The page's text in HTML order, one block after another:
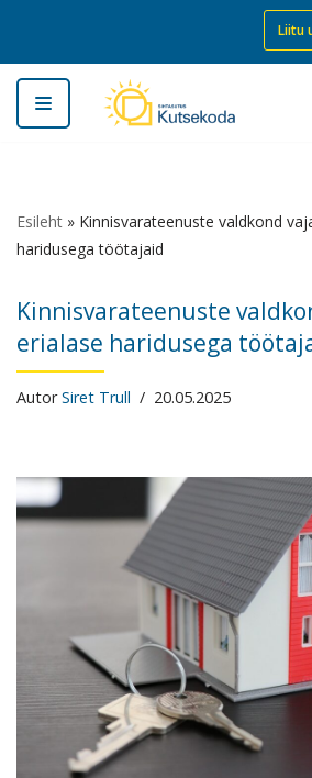
Skip
to
content
Liitu
Esileht » Kinnisvarateenuste valdkond
haridusega töötajaid
Kinnisvarateenuste
erialase haridusega
AutorSiret Trull 20.05.2025